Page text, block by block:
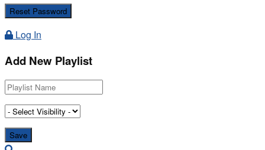
Log In
Add New Playlist